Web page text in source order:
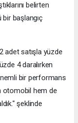
belirten
bir başlangıç
adet satışla yüzde
4 daralırken
bir performans
otomobil hem de
şeklinde